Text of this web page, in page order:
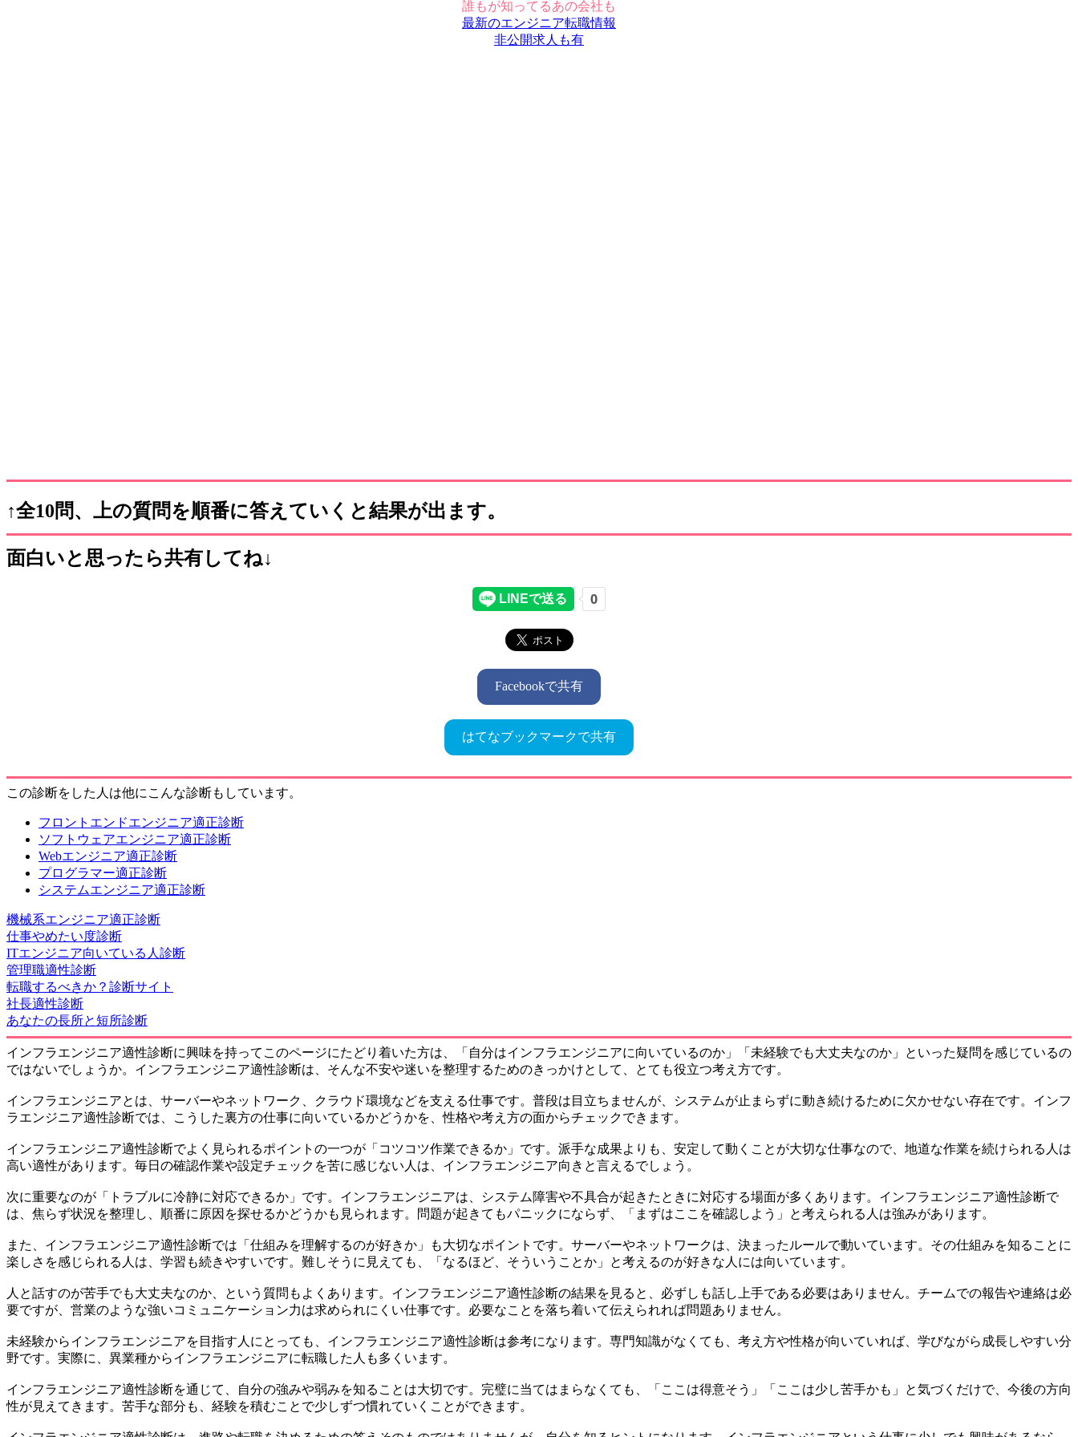
誰もが知ってるあの会社も
最新のエンジニア転職情報
非公開求人も有
↑全10問、上の質問を順番に答えていくと結果が出ます。
面白いと思ったら共有してね↓
Facebookで共有
はてなブックマークで共有
この診断をした人は他にこんな診断もしています。
フロントエンドエンジニア適正診断
ソフトウェアエンジニア適正診断
Webエンジニア適正診断
プログラマー適正診断
システムエンジニア適正診断
機械系エンジニア適正診断
仕事やめたい度診断
ITエンジニア向いている人診断
管理職適性診断
転職するべきか？診断サイト
社長適性診断
あなたの長所と短所診断
インフラエンジニア適性診断に興味を持ってこのページにたどり着いた方は、「自分はインフラエンジニアに向いているのか」「未経験でも大丈夫なのか」といった疑問を感じているの
ではないでしょうか。インフラエンジニア適性診断は、そんな不安や迷いを整理するためのきっかけとして、とても役立つ考え方です。
インフラエンジニアとは、サーバーやネットワーク、クラウド環境などを支える仕事です。普段は目立ちませんが、システムが止まらずに動き続けるために欠かせない存在です。インフ
ラエンジニア適性診断では、こうした裏方の仕事に向いているかどうかを、性格や考え方の面からチェックできます。
インフラエンジニア適性診断でよく見られるポイントの一つが「コツコツ作業できるか」です。派手な成果よりも、安定して動くことが大切な仕事なので、地道な作業を続けられる人は
高い適性があります。毎日の確認作業や設定チェックを苦に感じない人は、インフラエンジニア向きと言えるでしょう。
次に重要なのが「トラブルに冷静に対応できるか」です。インフラエンジニアは、システム障害や不具合が起きたときに対応する場面が多くあります。インフラエンジニア適性診断で
は、焦らず状況を整理し、順番に原因を探せるかどうかも見られます。問題が起きてもパニックにならず、「まずはここを確認しよう」と考えられる人は強みがあります。
また、インフラエンジニア適性診断では「仕組みを理解するのが好きか」も大切なポイントです。サーバーやネットワークは、決まったルールで動いています。その仕組みを知ることに
楽しさを感じられる人は、学習も続きやすいです。難しそうに見えても、「なるほど、そういうことか」と考えるのが好きな人には向いています。
人と話すのが苦手でも大丈夫なのか、という質問もよくあります。インフラエンジニア適性診断の結果を見ると、必ずしも話し上手である必要はありません。チームでの報告や連絡は必
要ですが、営業のような強いコミュニケーション力は求められにくい仕事です。必要なことを落ち着いて伝えられれば問題ありません。
未経験からインフラエンジニアを目指す人にとっても、インフラエンジニア適性診断は参考になります。専門知識がなくても、考え方や性格が向いていれば、学びながら成長しやすい分
野です。実際に、異業種からインフラエンジニアに転職した人も多くいます。
インフラエンジニア適性診断を通じて、自分の強みや弱みを知ることは大切です。完璧に当てはまらなくても、「ここは得意そう」「ここは少し苦手かも」と気づくだけで、今後の方向
性が見えてきます。苦手な部分も、経験を積むことで少しずつ慣れていくことができます。